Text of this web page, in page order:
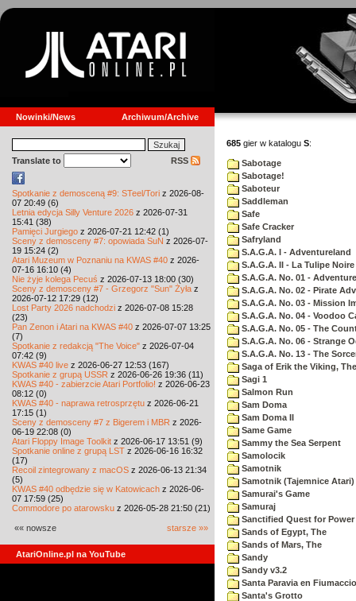
Nowinki/News Archiwum/Archive
Translate to RSS
Spotkanie z demosceną #9: STeel/Tori z 2026-08-
07 20:49 (6)
Letnia edycja Silly Venture 2026 z 2026-07-31
15:41 (38)
Pamięci Jurgiego z 2026-07-21 12:42 (1)
Sceny z demosceny #7: opowiada SuN z 2026-07-
19 15:24 (2)
Atari Muzeum w Poznaniu na KWAS #40 z 2026-
07-16 16:10 (4)
Nie żyje kolega Pecuś z 2026-07-13 18:00 (30)
Sceny z demosceny #7 - Grzegorz "Sun" Żyła z
2026-07-12 17:29 (12)
Lost Party 2026 nadchodzi z 2026-07-08 15:28
(23)
Pan Zenon i Atari na KWAS #40 z 2026-07-07 13:25
(7)
Spotkanie z redakcją "The Voice" z 2026-07-04
07:42 (9)
KWAS #40 live z 2026-06-27 12:53 (167)
Spotkanie z grupą USSR z 2026-06-26 19:36 (11)
KWAS #40 - zabierzcie Atari Portfolio! z 2026-06-23
08:12 (0)
KWAS #40 - naprawa retrosprzętu z 2026-06-21
17:15 (1)
Sceny z demosceny #7 z Bigerem i MBR z 2026-
06-19 22:08 (0)
Atari Floppy Image Toolkit z 2026-06-17 13:51 (9)
Spotkanie online z grupą LST z 2026-06-16 16:32
(17)
Recoil zintegrowany z macOS z 2026-06-13 21:34
(5)
KWAS #40 odbędzie się w Katowicach z 2026-06-
07 17:59 (25)
Commodore po atarowsku z 2026-05-28 21:50 (21)
«« nowsze starsze »»
AtariOnline.pl na YouTube
685 gier w katalogu S:
Sabotage
Sabotage!
Saboteur
Saddleman
Safe
Safe Cracker
Safryland
S.A.G.A. I - Adventureland
S.A.G.A. II - La Tulipe Noire
S.A.G.A. No. 01 -
S.A.G.A. No. 02 - Pirate
S.A.G.A. No. 03 - Mission
S.A.G.A. No. 04 - Voodoo
S.A.G.A. No. 05 - The
S.A.G.A. No. 06 - Strange
S.A.G.A. No. 13 - The
Saga of Erik the Viking, The
Sagi 1
Salmon Run
Sam Doma
Sam Doma II
Same Game
Sammy the Sea Serpent
Samolocik
Samotnik
Samotnik (Tajemnice Atari)
Samurai's Game
Samuraj
Sanctified Quest for Power
Sands of Egypt, The
Sands of Mars, The
Sandy
Sandy v3.2
Santa Paravia en Fiumaccio
Santa's Grotto